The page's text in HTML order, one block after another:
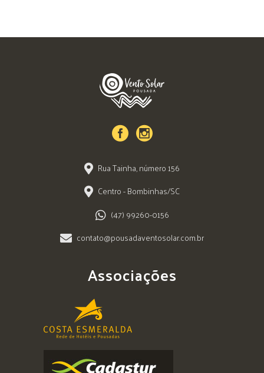
Rua Tainha, número 156
Centro - Bombinhas/SC
(47) 99260-0156
contato@pousadaventosolar.com.br
Associações